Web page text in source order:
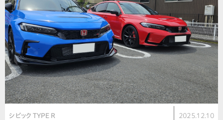
シビック TYPE R 2025.12.10